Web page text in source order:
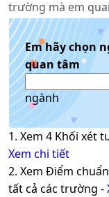
trường mà em
Em hãy chọn
quan tâm
ngành
1. Xem 4 Khối xét
Xem chi tiết
2. Xem Điểm
tất cả các trường -